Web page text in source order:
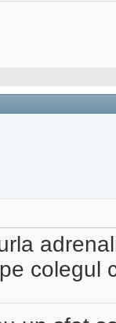
colegul